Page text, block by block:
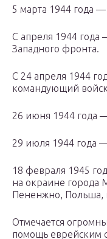
5 марта 1944 года
С апреля 1944
Западного фронта.
С 24 апреля 1944
командующий
26 июня 1944 года
29 июля 1944 года
18 февраля 1945
на окраине города
Пененжно, Польша,
Отмечается
помощь еврейским